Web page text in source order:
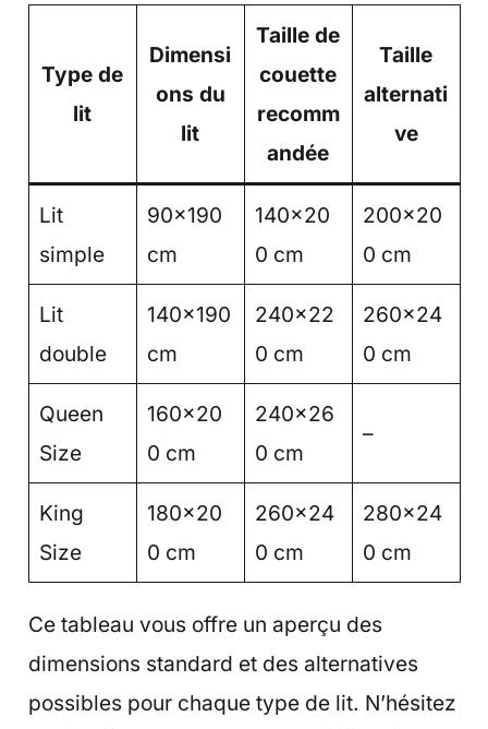
Type de
lit
Dimensi
ons du
lit
Taille de
couette
recomm
andée
Taille
alternati
ve
Lit
simple
90×190
cm
140×20
0 cm
200×20
0 cm
Lit
double
140×190
cm
240×22
0 cm
260×24
0 cm
Queen
Size
160×20
0 cm
240×26
0 cm
–
King
Size
180×20
0 cm
260×24
0 cm
280×24
0 cm
Ce tableau vous offre un aperçu des
dimensions standard et des alternatives
possibles pour chaque type de lit. N’hésitez